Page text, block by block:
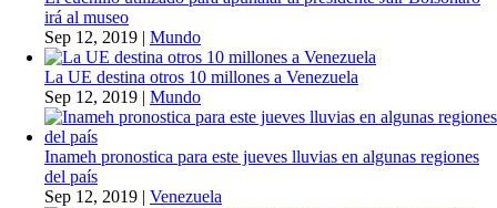
irá al museo
Sep 12, 2019 | Mundo
La UE destina otros 10 millones a Venezuela
Sep 12, 2019 | Mundo
Inameh pronostica para este jueves lluvias en algunas regiones
del país
Sep 12, 2019 | Venezuela